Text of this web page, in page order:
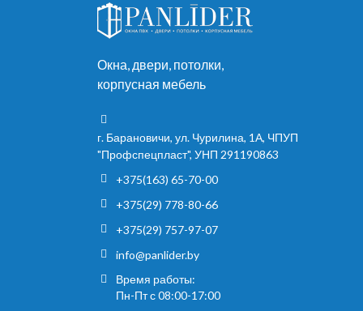
Окна, двери, потолки,
корпусная мебель
г. Барановичи, ул. Чурилина, 1А, ЧПУП
"Профспецпласт", УНП 291190863
+375(163) 65-70-00
+375(29) 778-80-66
+375(29) 757-97-07
info@panlider.by
Время работы:
Пн-Пт с 08:00-17:00